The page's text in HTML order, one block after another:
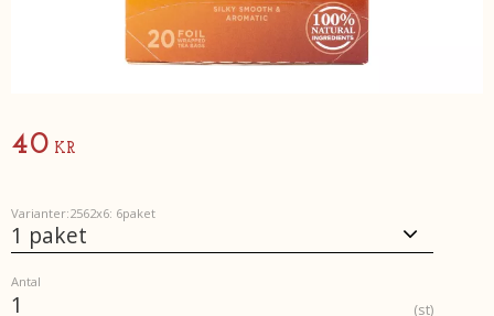
40 KR
Varianter:2562x6: 6paket
Antal
st